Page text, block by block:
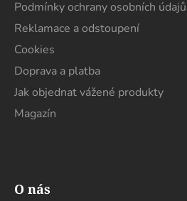
k
i
s
Podmínky ochrany osobních údajů
Reklamace a odstoupení
Cookies
Doprava a platba
Jak objednat vážené produkty
Magazín
O nás